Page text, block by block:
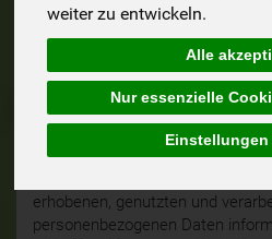
weiter zu entwickeln.
Alle
Nur essenzielle
Einstellungen
Die Verarbeitung
des Namens, der Anschrift, E-
Telefonnummer einer
Einklang mit der Datenschutz-
Übereinstimmung mit den für die
landesspezifischen
dieser Datenschutzerklärung
erhobenen, genutzten und
personenbezogenen Daten